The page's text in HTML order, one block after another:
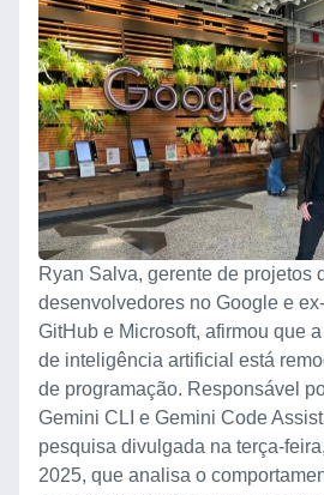
Ryan Salva, gerente de projetos
desenvolvedores no Google e
GitHub e Microsoft, afirmou que
de inteligência artificial está
de programação. Responsável
Gemini CLI e Gemini Code
pesquisa divulgada na terça-
2025, que analisa o